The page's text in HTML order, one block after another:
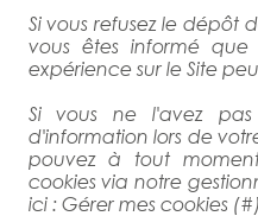
Si vous refusez le dépôt
vous êtes informé
expérience sur le Site
Si vous ne l'avez
d'information lors de
pouvez à tout
cookies via notre
ici : Gérer mes cookies (#)